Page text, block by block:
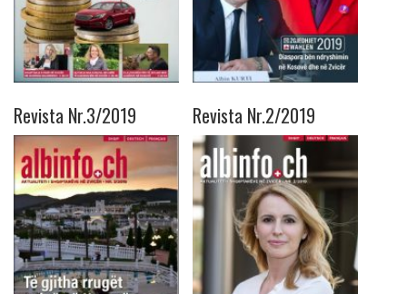
Revista Nr.3/2019 Revista Nr.2/2019